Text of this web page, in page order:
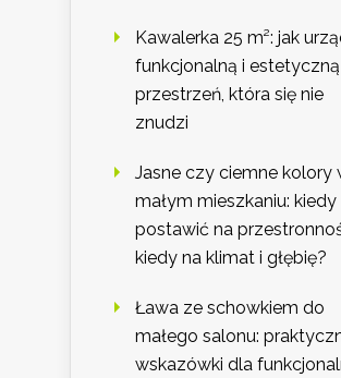
Kawalerka 25 m²: jak
funkcjonalną i estetyczną
przestrzeń, która się nie
znudzi
Jasne czy ciemne kolory
małym mieszkaniu: kiedy
postawić na
kiedy na klimat i głębię?
Ława ze schowkiem do
małego salonu:
wskazówki dla